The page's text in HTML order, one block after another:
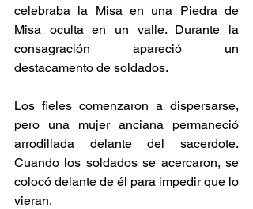
celebraba la Misa en una Piedra de
Misa oculta en un valle. Durante la
consagración apareció un
destacamento de soldados.
Los fieles comenzaron a dispersarse,
pero una mujer anciana permaneció
arrodillada delante del sacerdote.
Cuando los soldados se acercaron, se
colocó delante de él para impedir que lo
vieran.